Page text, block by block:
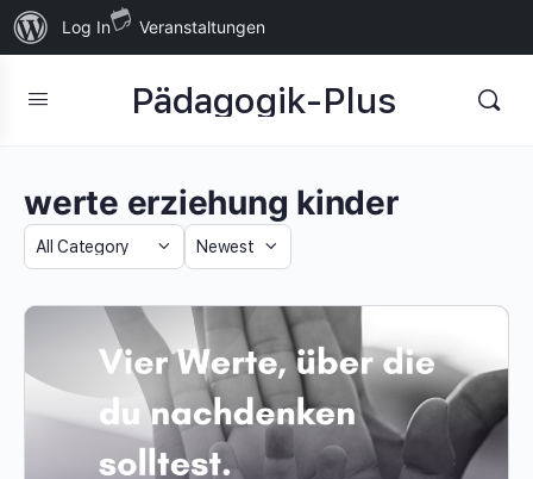
Über
WordPress
Log In Veranstaltungen
Pädagogik-Plus
werte erziehung kinder
Category
Sort